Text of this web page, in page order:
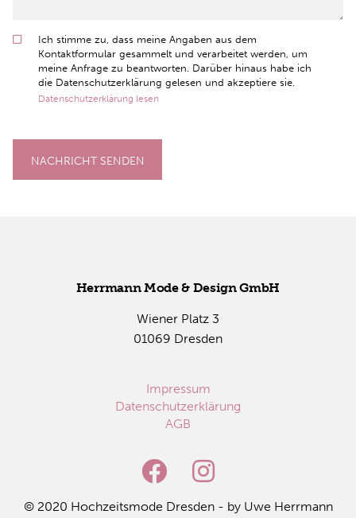
Ich stimme zu, dass meine Angaben aus dem
Kontaktformular gesammelt und verarbeitet werden, um
meine Anfrage zu beantworten. Darüber hinaus habe ich
die Datenschutzerklärung gelesen und akzeptiere sie.
Datenschutzerklärung lesen
NACHRICHT SENDEN
Herr­mann Mode & De­sign GmbH
Wie­ner Platz 3
01069 Dres­den
Impressum
Datenschutzerklärung
AGB
© 2020 Hoch­zeits­mo­de Dres­den - by Uwe Herr­mann